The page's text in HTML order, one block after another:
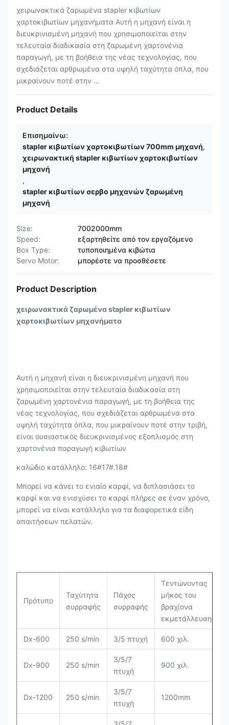
χειρωνακτικά ζαρωμένα stapler κιβωτίων
χαρτοκιβωτίων μηχανήματα Αυτή η μηχανή είναι η
διευκρινισμένη μηχανή που χρησιμοποιείται στην
τελευταία διαδικασία στη ζαρωμένη χαρτονένια
παραγωγή, με τη βοήθεια της νέας τεχνολογίας, που
σχεδιάζεται αρθρωμένα στα υψηλή ταχύτητα όπλα, που
μικραίνουν ποτέ στην ...
Product Details
Επισημαίνω:
stapler κιβωτίων χαρτοκιβωτίων 700mm μηχανή,
χειρωνακτική stapler κιβωτίων χαρτοκιβωτίων
μηχανή
,
stapler κιβωτίων σερβο μηχανών ζαρωμένη
μηχανή
Size:
7002000mm
Speed:
εξαρτηθείτε από τον εργαζόμενο
Box Type:
τυποποιημένα κιβώτια
Servo Motor:
μπορέστε να προσθέσετε
Product Description
χειρωνακτικά ζαρωμένα stapler κιβωτίων
χαρτοκιβωτίων μηχανήματα
Αυτή η μηχανή είναι η διευκρινισμένη μηχανή που
χρησιμοποιείται στην τελευταία διαδικασία στη
ζαρωμένη χαρτονένια παραγωγή, με τη βοήθεια της
νέας τεχνολογίας, που σχεδιάζεται αρθρωμένα στα
υψηλή ταχύτητα όπλα, που μικραίνουν ποτέ στην τριβή,
είναι ουσιαστικός διευκρινισμένος εξοπλισμός στη
χαρτονένια παραγωγή κιβωτίων
καλώδιο κατάλληλο: 16#17#.18#
Μπορεί να κάνει το ενιαίο καρφί, να διπλασιάσει το
καρφί και να ενισχύσει το καρφί πλήρες σε έναν χρόνο,
μπορεί να είναι κατάλληλο για τα διαφορετικά είδη
απαιτήσεων πελατών.
Πρότυπο
Ταχύτητα
συρραφής
Πάχος
συρραφής
Τεντώνοντας
μήκος του
βραχίονα
εκμετάλλευσης
Dx-600 250 s/min 3/5 πτυχή 600 χιλ.
Dx-900 250 s/min
3/5/7
πτυχή
900 χιλ.
Dx-1200 250 s/min
3/5/7
πτυχή
1200mm